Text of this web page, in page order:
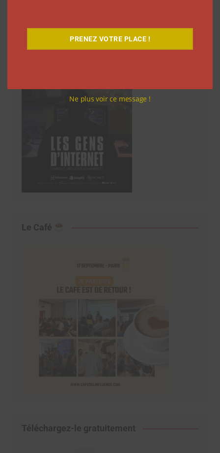
Découvrez notre documentaire
Le Café
Téléchargez-le gratuitement
PRENEZ VOTRE PLACE !
Ne plus voir ce message !